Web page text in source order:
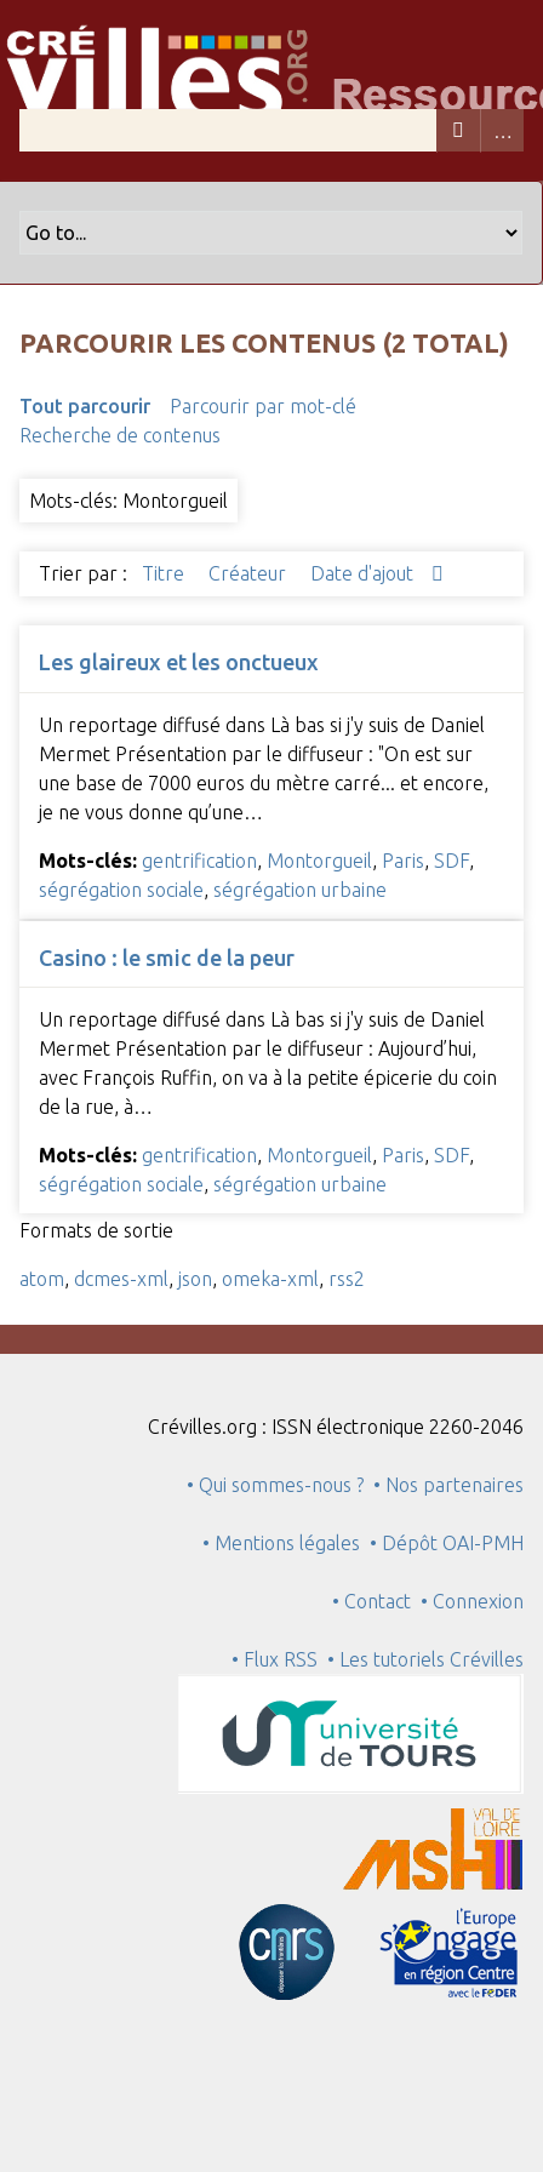
PARCOURIR LES CONTENUS (2 TOTAL)
Tout parcourir
Parcourir par mot-clé
Recherche de contenus
Mots-clés: Montorgueil
Trier par : Titre Créateur Date d'ajout
Les glaireux et les onctueux
Un reportage diffusé dans Là bas si j'y suis de Daniel
Mermet Présentation par le diffuseur : "On est sur
une base de 7000 euros du mètre carré... et encore,
je ne vous donne qu’une…
Mots-clés: gentrification Montorgueil Paris SDF,
ségrégation sociale ségrégation urbaine
Casino : le smic de la peur
Un reportage diffusé dans Là bas si j'y suis de Daniel
Mermet Présentation par le diffuseur : Aujourd’hui,
avec François Ruffin, on va à la petite épicerie du coin
de la rue, à…
Mots-clés: gentrification, Montorgueil, Paris, SDF,
ségrégation sociale, ségrégation urbaine
Formats de sortie
atom, dcmes-xml, json, omeka-xml, rss2
Crévilles.org : ISSN électronique 2260-2046
• Qui sommes-nous ? • Nos partenaires
• Mentions légales • Dépôt OAI-PMH
• Contact • Connexion
• Flux RSS • Les tutoriels Crévilles